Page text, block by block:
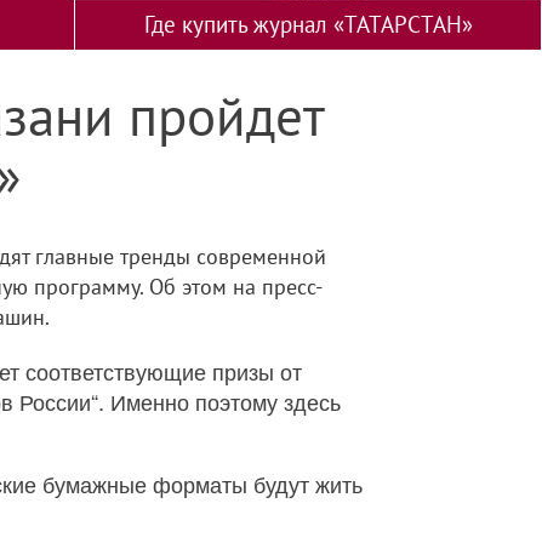
Где купить журнал «ТАТАРСТАН»
пройдет
главные тренды современной
программу. Об этом на пресс-
соответствующие призы от
России“. Именно поэтому здесь
бумажные форматы будут жить